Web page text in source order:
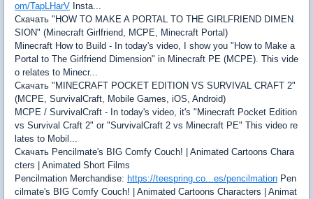
om/TapLHarV Insta...
Скачать "HOW TO MAKE A PORTAL TO THE GIRLFRIEND DIMEN
SION" (Minecraft Girlfriend, MCPE, Minecraft Portal)
Minecraft How to Build - In today's video, I show you "How to Make a
Portal to The Girlfriend Dimension" in Minecraft PE (MCPE). This vide
o relates to Minecr...
Скачать "MINECRAFT POCKET EDITION VS SURVIVAL CRAFT 2"
(MCPE, SurvivalCraft, Mobile Games, iOS, Android)
MCPE / SurvivalCraft - In today's video, it's "Minecraft Pocket Edition
vs Survival Craft 2" or "SurvivalCraft 2 vs Minecraft PE" This video re
lates to Mobil...
Скачать Pencilmate's BIG Comfy Couch! | Animated Cartoons Chara
cters | Animated Short Films
Pencilmation Merchandise: https://teespring.co...es/pencilmation Pen
cilmate's BIG Comfy Couch! | Animated Cartoons Characters | Animat